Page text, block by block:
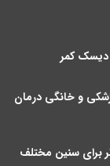
دیسک کمر
و خانگی درمان
برای سنین مختلف